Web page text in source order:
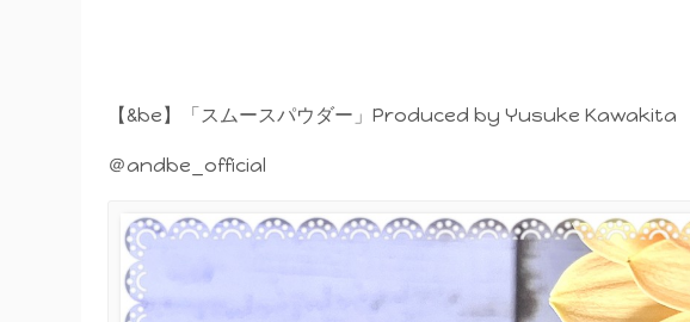
【&be】「スムースパウダー」Produced by Yusuke Kawakita
＠andbe_official